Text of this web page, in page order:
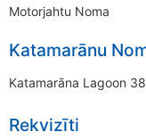
Motorjahtu Noma
Katamarānu
Katamarāna Lagoon
Rekvizīti